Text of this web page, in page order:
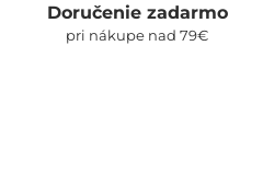
Doručenie zadarmo
pri nákupe nad 79€